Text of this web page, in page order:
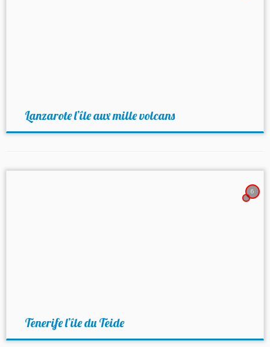
Lanzarote l’île aux mille volcans
6
Tenerife l’île du Teide